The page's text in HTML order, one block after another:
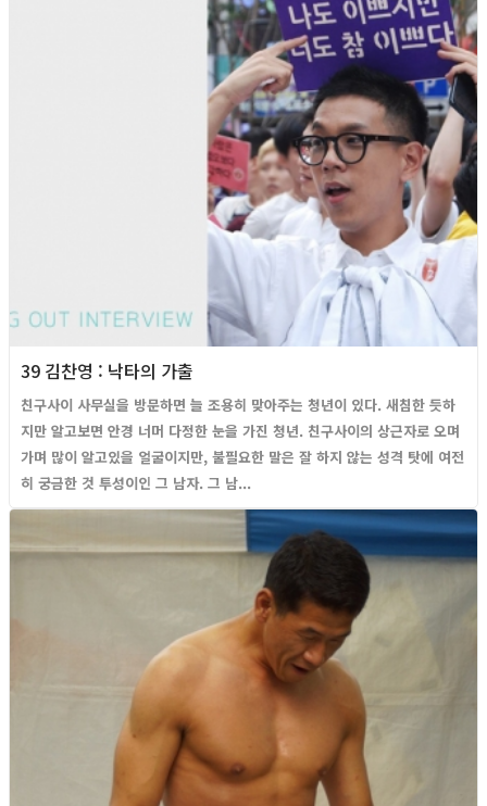
39 김찬영 : 낙타의 가출
친구사이 사무실을 방문하면 늘 조용히 맞아주는 청년이 있다. 새침한 듯하
지만 알고보면 안경 너머 다정한 눈을 가진 청년. 친구사이의 상근자로 오며
가며 많이 알고있을 얼굴이지만, 불필요한 말은 잘 하지 않는 성격 탓에 여전
히 궁금한 것 투성이인 그 남자. 그 남...